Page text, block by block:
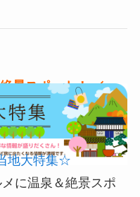
景スポット！ ／
地大特集☆
に温泉＆絶景スポ